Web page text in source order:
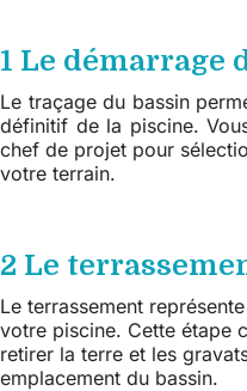
1 Le démarrage
Le traçage du bassin
définitif de la piscine.
chef de projet pour
votre terrain.
2 Le
Le terrassement
votre piscine. Cette étape
retirer la terre et les
emplacement du bassin.